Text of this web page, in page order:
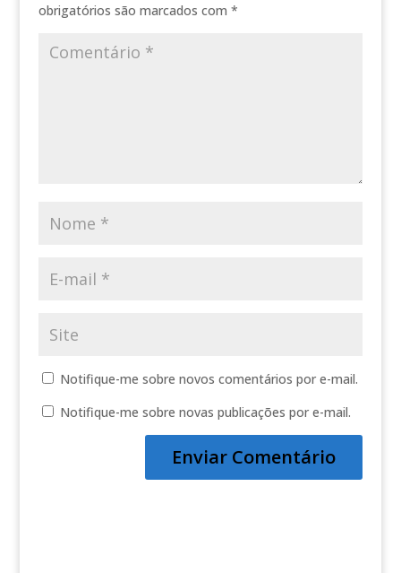
obrigatórios são marcados com *
Notifique-me sobre novos comentários por e-mail.
Notifique-me sobre novas publicações por e-mail.